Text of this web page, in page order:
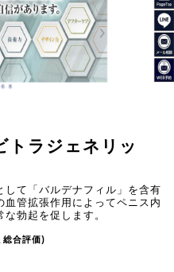
トラジェネリッ
て「バルデナフィル」を含有
管拡張作用によってペニス内
勃起を促します。
総合評価)